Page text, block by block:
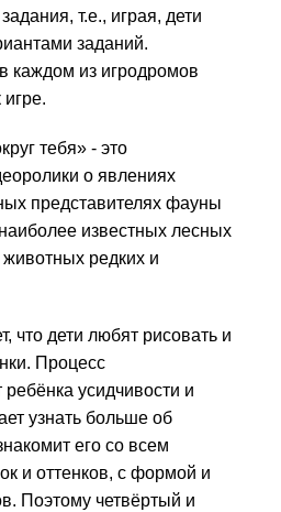
т.е., играя, дети
заданий.
каждом из игродромов
игре.
тебя» - это
о явлениях
представителях фауны
известных лесных
редких и
что дети любят рисовать и
Процесс
усидчивости и
узнать больше об
его со всем
и оттенков, с формой и
Поэтому четвёртый и